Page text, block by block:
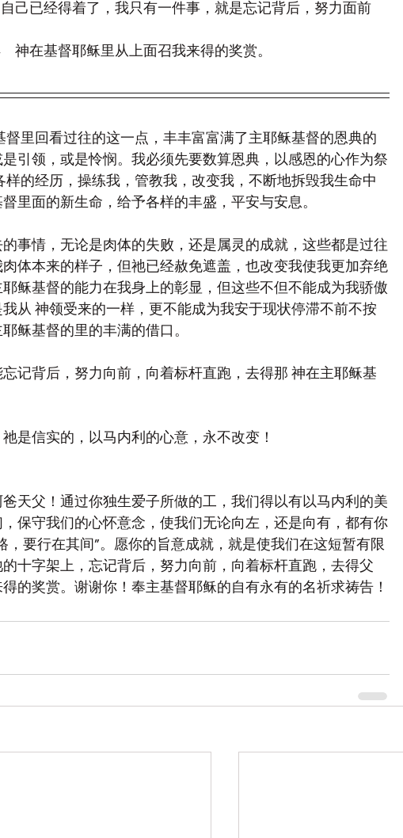
己已经得着了，我只有一件事，就是忘记背后，努力面前
神在基督耶稣里从上面召我来得的奖赏。
里回看过往的这一点，丰丰富富满了主耶稣基督的恩典的
引领，或是怜悯。我必须先要数算恩典，以感恩的心作为祭
的经历，操练我，管教我，改变我，不断地拆毁我生命中
里面的新生命，给予各样的丰盛，平安与安息。
事情，无论是肉体的失败，还是属灵的成就，这些都是过往
体本来的样子，但祂已经赦免遮盖，也改变我使我更加弃绝
稣基督的能力在我身上的彰显，但这些不但不能成为我骄傲
从 神领受来的一样，更不能成为我安于现状停滞不前不按
稣基督的里的丰满的借口。
记背后，努力向前，向着标杆直跑，去得那 神在主耶稣基
是信实的，以马内利的心意，永不改变！
天父！通过你独生爱子所做的工，我们得以有以马内利的美
保守我们的心怀意念，使我们无论向左，还是向有，都有你
，要行在其间”。愿你的旨意成就，就是使我们在这短暂有限
十字架上，忘记背后，努力向前，向着标杆直跑，去得父
的奖赏。谢谢你！奉主基督耶稣的自有永有的名祈求祷告！